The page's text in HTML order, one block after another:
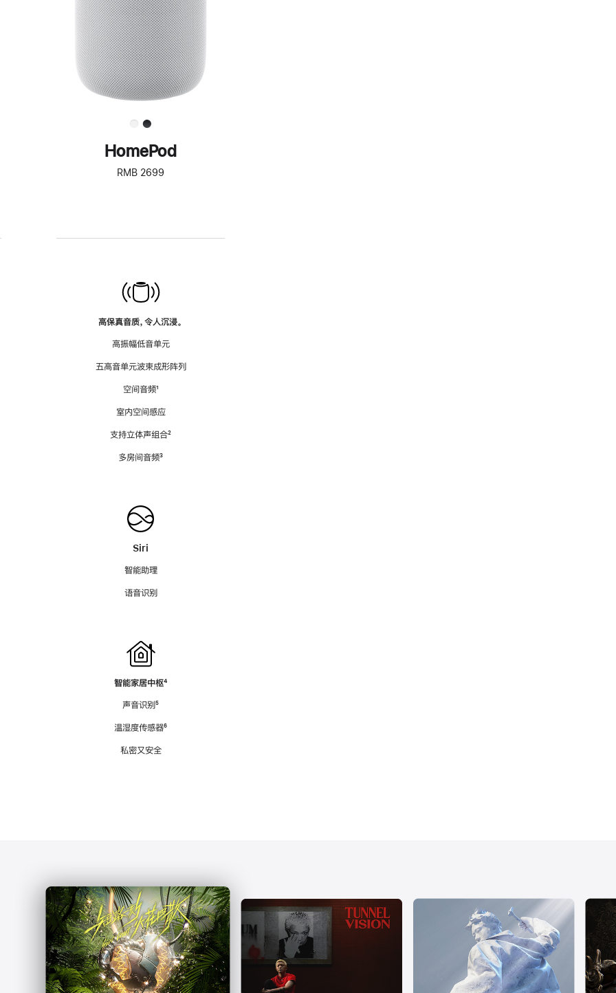
HomePod<
HomePod
RMB 2699
高保真音质，令人沉浸。
高振幅低音单元
五高音单元波束成形阵列
空间音频脚
¹
室内空间感应
支持立体声组合脚
²
多房间音频脚
³
Siri
智能助理
语音识别
智能家居中枢脚
⁴
声音识别脚
⁵
温湿度传感器脚
⁶
私密又安全